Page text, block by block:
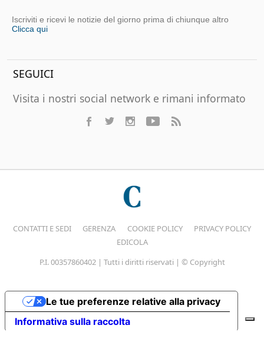
Iscriviti e ricevi le notizie del giorno prima di chiunque altro
Clicca qui
SEGUICI
Visita i nostri social network e rimani informato
CONTATTI E SEDI GERENZA COOKIE POLICY
PRIVACY POLICY
EDICOLA
P.I. 00357860402 | Tutti i diritti riservati | © Copyright
Informativa sulla raccolta
Le tue preferenze relative alla privacy